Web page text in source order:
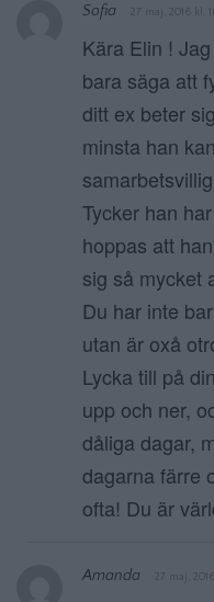
Sofia 27 maj, 2016 kl.
Kära Elin !
bara säga att
ditt ex beter
minsta han
Tycker han
hoppas att
sig så mycket
Du har inte
utan är oxå
Lycka till på
upp och ner,
dåliga dagar,
dagarna färre
ofta! Du är
Amanda 27 maj, 2016